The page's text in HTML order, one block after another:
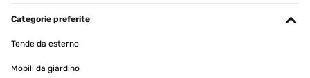
leider die Preise sind so hoch das hat uns gebremst .Diesen
Schrim war der beste Angebot was ich gesehen habe und
montiert und dann der positive überaschung -ein super robuste
haben einfach glück das wir dem gekauft haben !!!
Categorie preferite
Tende da esterno
Mobili da giardino